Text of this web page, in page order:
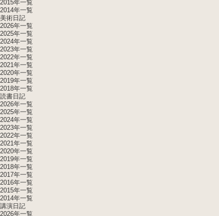
2015年一覧
2014年一覧
美術日記
2026年一覧
2025年一覧
2024年一覧
2023年一覧
2022年一覧
2021年一覧
2020年一覧
2019年一覧
2018年一覧
読書日記
2026年一覧
2025年一覧
2024年一覧
2023年一覧
2022年一覧
2021年一覧
2020年一覧
2019年一覧
2018年一覧
2017年一覧
2016年一覧
2015年一覧
2014年一覧
講演日記
2026年一覧